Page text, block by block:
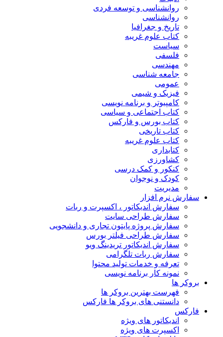
روانشناسی و توسعه فردی
روانشناسی
تاریخ و جغرافیا
کتاب علوم غریبه
سیاست
فلسفی
مهندسی
جامعه شناسی
عمومی
فیزیک و شیمی
کامپیوتر و برنامه نویسی
کتاب اجتماعی و سیاسی
کتاب بورس و فارکس
کتاب تاریخی
کتاب علوم غریبه
کتابداری
کشاورزی
کنکور و کمک‌ درسی
کودک و نوجوان
مدیریت
سفارش نرم افزار
سفارش اندیکاتور ، اکسپرت و ربات
سفارش طراحی سایت
سفارش پروژه پایتون تجاری و دانشجویی
سفارش طراحی فیلتر بورس
سفارش اندیکاتور تریدینگ ویو
سفارش ربات تلگرامی
تعرفه و خدمات تولید محتوا
نمونه کار برنامه نویسی
بروکر ها
فهرست بهترین بروکر ها
دانستنی های بروکر ها فارکس
فارکس
اندیکاتور های ویژه
اکسپرت های ویژه